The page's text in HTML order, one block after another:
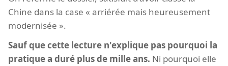
Chine dans la case « arriérée mais heureusement
modernisée ».
Sauf que cette lecture n'explique pas pourquoi la
pratique a duré plus de mille ans. Ni pourquoi elle